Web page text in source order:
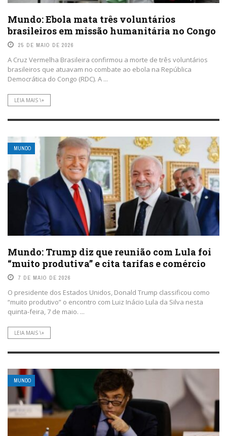
Mundo: Ebola mata três voluntários
brasileiros em missão humanitária no Congo
25 DE MAIO DE 2026
A Cruz Vermelha Brasileira confirmou a morte de três voluntários
brasileiros que atuavam no combate ao ebola na República
Democrática do Congo (RDC). A ...
LEIA MAIS \+
MUNDO
Mundo: Trump diz que reunião com Lula foi
“muito produtiva” e cita tarifas e comércio
7 DE MAIO DE 2026
O presidente dos Estados Unidos, Donald Trump classificou como
“muito produtivo” o encontro com Luiz Inácio Lula da Silva nesta
quinta-feira, 7 de maio. ...
LEIA MAIS \+
MUNDO